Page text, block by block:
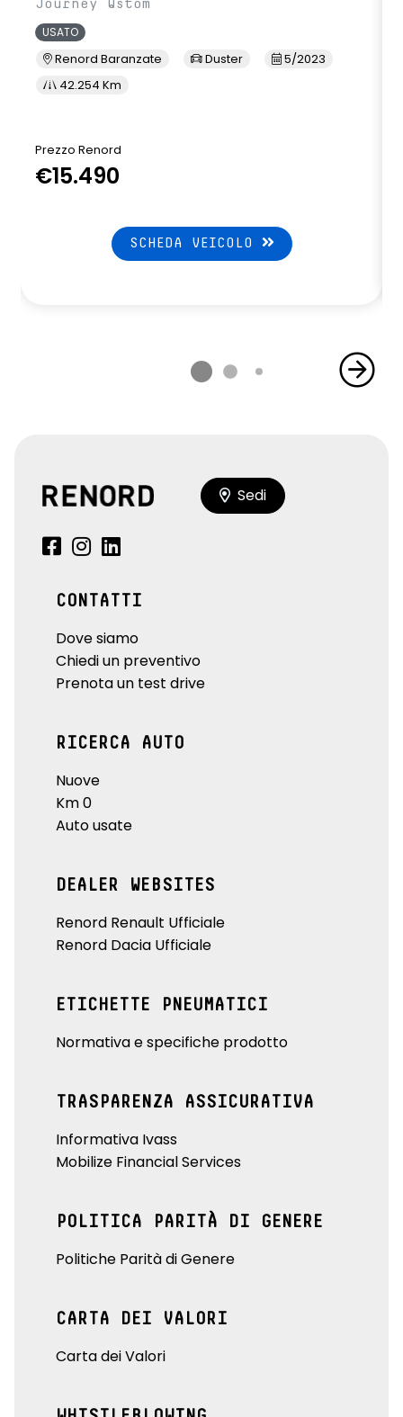
Journey Qstom
USATO
Renord Baranzate Duster
5/2023
42.254 Km
Prezzo Renord
€15.490
SCHEDA VEICOLO
Sedi
CONTATTI
Dove siamo
Chiedi un preventivo
Prenota un test drive
RICERCA AUTO
Nuove
Km 0
Auto usate
DEALER WEBSITES
Renord Renault Ufficiale
Renord Dacia Ufficiale
ETICHETTE PNEUMATICI
Normativa e specifiche prodotto
TRASPARENZA ASSICURATIVA
Informativa Ivass
Mobilize Financial Services
POLITICA PARITÀ DI GENERE
Politiche Parità di Genere
CARTA DEI VALORI
Carta dei Valori